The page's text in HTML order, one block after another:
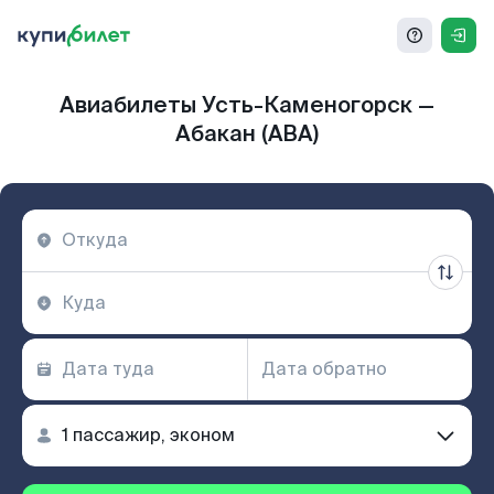
Авиабилеты Усть-Каменогорск —
Абакан (ABA)